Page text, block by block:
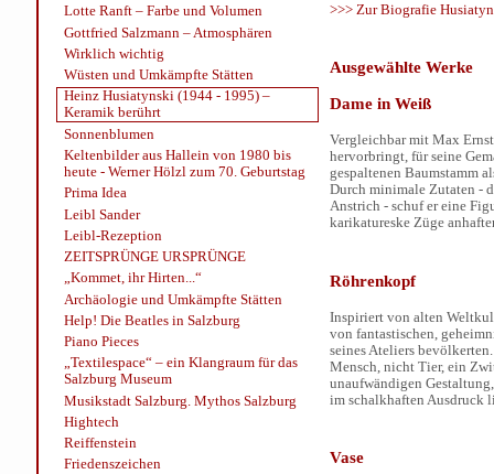
Lotte Ranft – Farbe und Volumen
Gottfried Salzmann – Atmosphären
Wirklich wichtig
Wüsten und Umkämpfte Stätten
Heinz Husiatynski (1944 - 1995) –
Keramik berührt
Sonnenblumen
Keltenbilder aus Hallein von 1980 bis
heute - Werner Hölzl zum 70. Geburtstag
Prima Idea
Leibl Sander
Leibl-Rezeption
ZEITSPRÜNGE URSPRÜNGE
„Kommet, ihr Hirten...“
Archäologie und Umkämpfte Stätten
Help! Die Beatles in Salzburg
Piano Pieces
„Textilespace“ – ein Klangraum für das
Salzburg Museum
Musikstadt Salzburg. Mythos Salzburg
Hightech
Reiffenstein
Friedenszeichen
>>> Zur Biografie
Ausgewählte Werke
Dame in Weiß
Vergleichbar mit Max
hervorbringt, für seine
gespaltenen Baumstamm
Durch minimale Zutaten -
Anstrich - schuf er eine
karikatureske Züge
Röhrenkopf
Inspiriert von alten
von fantastischen,
seines Ateliers
Mensch, nicht Tier, ein
unaufwändigen
im schalkhaften Ausdruck
Vase